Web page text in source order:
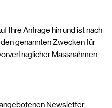
Ihre Anfrage hin und ist nach
den genannten Zwecken für
Massnahmen
Newsletter